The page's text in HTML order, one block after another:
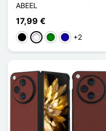
ABEEL
17,99 €
NegroBlancoVerdeAzul oscuro
+2